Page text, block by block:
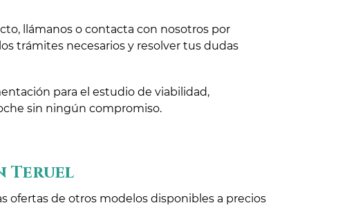
llámanos o contacta con nosotros por
trámites necesarios y resolver tus dudas
para el estudio de viabilidad,
sin ningún compromiso.
Teruel
ofertas de otros modelos disponibles a precios